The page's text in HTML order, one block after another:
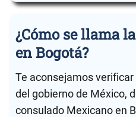
¿Cómo se llama
en Bogotá?
Te aconsejamos
del gobierno de México,
consulado Mexicano en